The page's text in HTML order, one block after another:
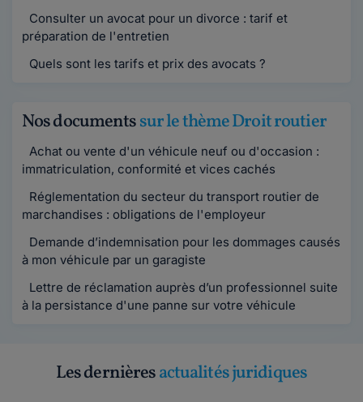
Consulter un avocat pour un divorce : tarif et
préparation de l'entretien
Quels sont les tarifs et prix des avocats ?
Nos documentssur le thème Droit routier
Achat ou vente d'un véhicule neuf ou d'occasion :
immatriculation, conformité et vices cachés
Réglementation du secteur du transport routier de
marchandises : obligations de l'employeur
Demande d’indemnisation pour les dommages causés
à mon véhicule par un garagiste
Lettre de réclamation auprès d’un professionnel suite
à la persistance d'une panne sur votre véhicule
Les dernièresactualités juridiques